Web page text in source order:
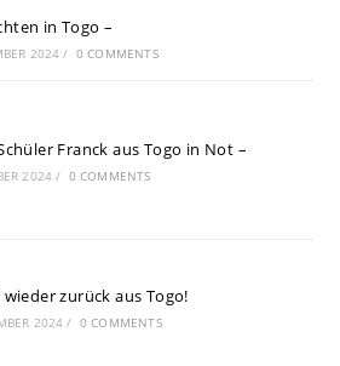
in Togo –
2024 / 0 COMMENTS
Franck aus Togo in Not –
2024 / 0 COMMENTS
zurück aus Togo!
2024 / 0 COMMENTS